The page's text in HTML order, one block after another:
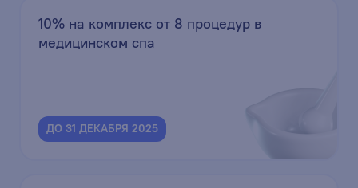
10% на комплекс от 8 процедур в
медицинском спа
ДО 31 ДЕКАБРЯ 2025